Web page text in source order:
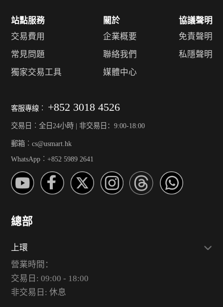
站點服務
交易費用
常見問題
獨家交易工具
關於
企業概要
聯絡我們
媒體中心
協議聲明
免責聲明
私隱聲明
客服專線︰ +852 3018 4526
交易日︰全日24小時 | 非交易日：9:00-18:00
郵箱︰cs@usmart.hk
WhatsApp︰+852 5989 2641
總部
上環
營業時間：
交易日: 09:00 - 18:00
非交易日: 休息